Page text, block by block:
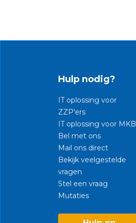
Hulp nodig?
IT oplossing voor
ZZP'ers
IT oplossing voor MKB
Bel met ons
Mail ons direct
Bekijk veelgestelde
vragen
Stel een vraag
Mutaties​